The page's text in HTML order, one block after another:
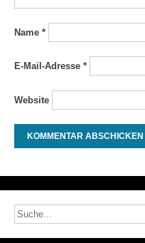
Name *
E-Mail-Adresse *
Website